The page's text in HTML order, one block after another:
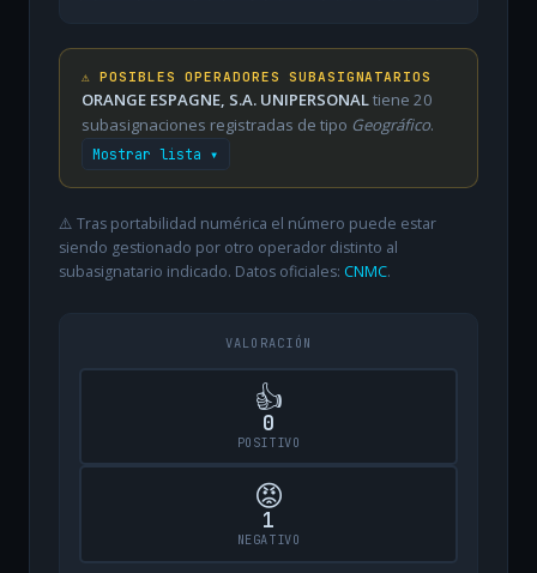
⚠️ POSIBLES OPERADORES SUBASIGNATARIOS
ORANGE ESPAGNE, S.A. UNIPERSONALtiene 20
subasignaciones registradas de tipo Geográfico.
Mostrar lista ▾
⚠️ Tras portabilidad numérica el número puede estar
siendo gestionado por otro operador distinto al
subasignatario indicado. Datos oficiales: CNMC.
VALORACIÓN
👍
0
POSITIVO
😡
1
NEGATIVO